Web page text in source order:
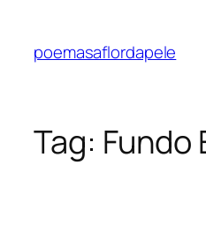
poemasaflordapele
Tag: Fundo